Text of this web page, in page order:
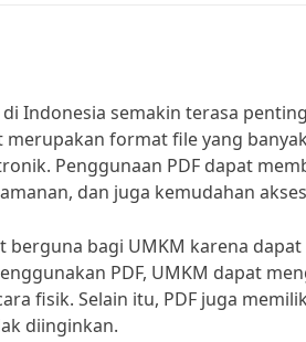
Indonesia semakin terasa
merupakan format file yang
Penggunaan PDF dapat
dan juga kemudahan
bagi UMKM karena
PDF, UMKM dapat
fisik. Selain itu, PDF juga
diinginkan.